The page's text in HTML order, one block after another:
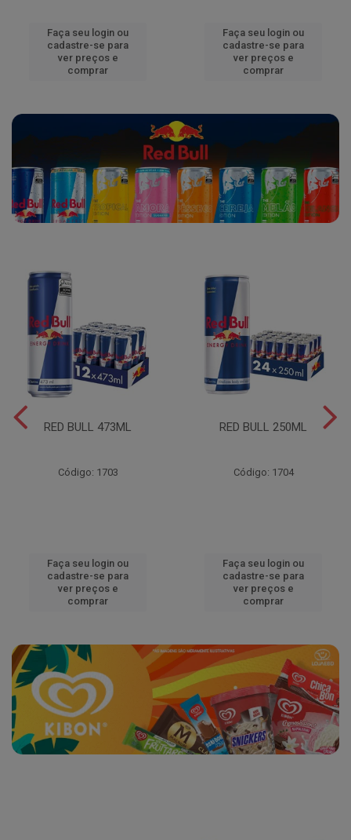
Faça seu login ou
cadastre-se para
ver preços e
comprar
Faça seu login ou
cadastre-se para
ver preços e
comprar
RED BULL 473ML
Código: 1703
Faça seu login ou
cadastre-se para
ver preços e
comprar
RED BULL 250ML
Código: 1704
Faça seu login ou
cadastre-se para
ver preços e
comprar